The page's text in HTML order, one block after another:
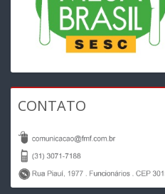
CONTATO